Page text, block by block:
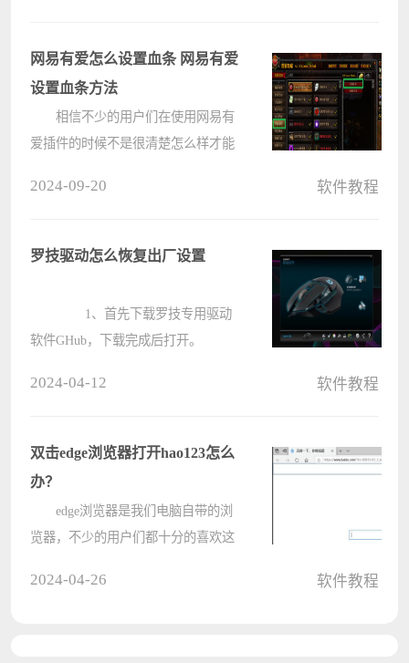
视图菜单 2.随后，????
网易有爱怎么设置血条 网易有爱
设置血条方法
相信不少的用户们在使用网易有
爱插件的时候不是很清楚怎么样才能
易有爱设置血条方法 1、打
2024-09-20 软件教程
罗技驱动怎么恢复出厂设置
1、首先下载罗技专用驱动
软件GHub，下载完成后打开。
后，重新开启软件就恢复出????
2024-04-12 软件教程
双击edge浏览器打开hao123怎么
办？
edge浏览器是我们电脑自带的浏
览器，不少的用户们都十分的喜欢这
2024-04-26 软件教程